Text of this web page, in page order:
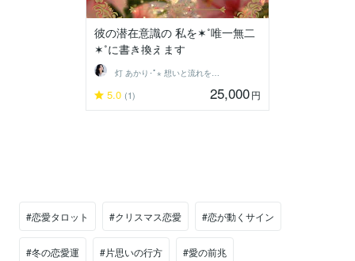
彼の潜在意識の 私を✶˚唯一無二
✶˚に書き換えます
灯 あかり･ﾟ⋆ 想いと流れを結ぶ鑑定士
5.0 (1) 25,000円
#恋愛タロット #クリスマス恋愛 #恋が動くサイン
#冬の恋愛運 #片思いの行方 #愛の前兆